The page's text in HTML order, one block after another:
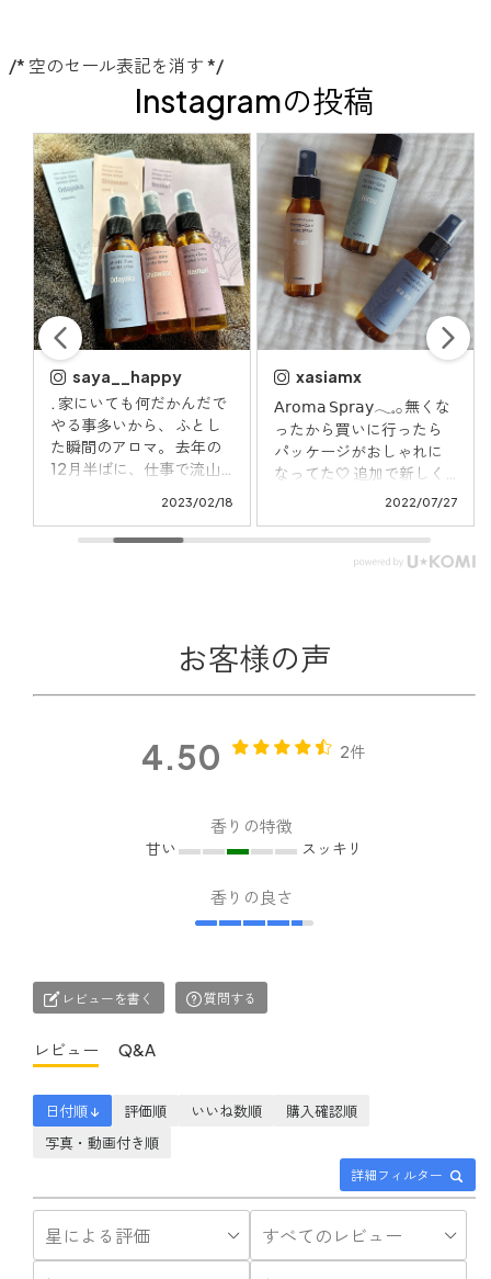
/* 空のセール表記を消す */
Instagramの投稿
xasiamx
𝖠𝗋𝗈𝗆𝖺 𝖲𝗉𝗋𝖺𝗒𓂃𓈒𓂂 無くな
ったから買いに行ったら
パッケージがおしゃれに
なってた🤍 追加で新しく'
🧘🏻‍♀️ リフレッシュしたい時
2022/07/27
i__am__mitsuki
⁡ ⁡ ⁡ ⁡ ⁡ ー 𝐀𝐑𝐎𝐌𝐈𝐂 𝐬𝐭𝐲𝐥𝐞 ー
𝟣𝟢𝟢％ 𝘯𝘢𝘵𝘶𝘳𝘢𝘭 𝘢𝘳𝘰𝘮𝘢
𝘴𝘩𝘰𝘱 ⁡ ⁡ ⁡
@aromicstyle_official の
て いい香りすぎて思わず
立ち寄ってしまった🤍 ⁡ そ
して、物凄くいい𝗂𝗍𝖾𝗆を
𝖢𝖺𝗋𝖾 シリーズのスプレー ⁡
ストレスを感じた時に シ
𝗶𝗿𝗮𝗶𝗿𝗮 (イライラ) 」 の 𝟤種
精油の香りは、 嗅覚を通
して脳に届き、 自律神経
やホルモンのバランスを
それぞれの精油には 沢山
の効果効能があり、 心や
も、合うなと思ったも
の、 普段から気にしてる
めてるのかな？って👩🏽
身体って正直ね🤍笑 ⁡ ⁡ ⁡ 継続
的に香るというよりは、
リフレッシュしたい リラ
ックスしたい そういう時
2022/04/30
お客様の声
4.50 2件
香りの特徴
甘い スッキリ
香りの良さ
レビューを書く 質問する
レビュー Q&A
詳細フィルター
日付順 ↓ 評価順 いいね数順
購入確認順
写真・動画付き順